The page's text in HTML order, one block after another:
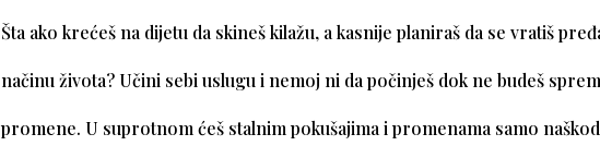
Šta ako krećeš na dijetu da skineš kilažu, a kasnije planiraš da se vratiš
načinu života? Učini sebi uslugu i nemoj ni da počinješ dok ne budeš
promene. U suprotnom ćeš stalnim pokušajima i promenama samo